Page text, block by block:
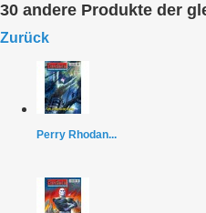
30 andere Produkte der
Zurück
Perry Rhodan...